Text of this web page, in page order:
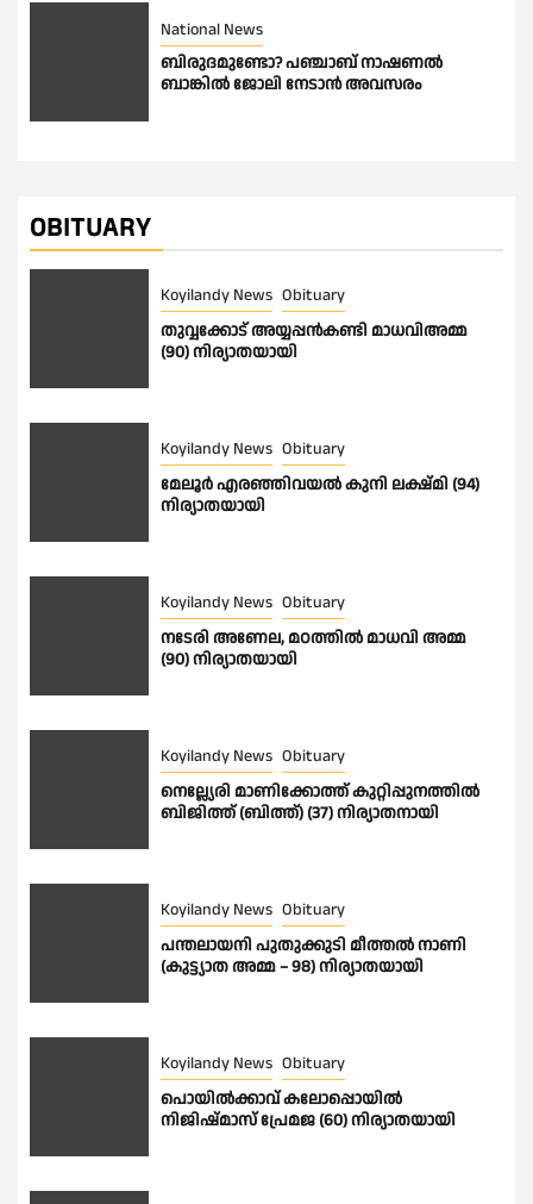
National News
ബിരുദമുണ്ടോ? പഞ്ചാബ് നാഷണൽ
ബാങ്കിൽ ജോലി നേടാൻ അവസരം
OBITUARY
Koyilandy News Obituary
തുവ്വക്കോട് അയ്യപ്പൻകണ്ടി മാധവിഅമ്മ
(90) നിര്യാതയായി
Koyilandy News Obituary
മേലൂർ എരഞ്ഞിവയൽ കുനി ലക്ഷ്മി (94)
നിര്യാതയായി
Koyilandy News Obituary
നടേരി അണേല, മഠത്തിൽ മാധവി അമ്മ
(90) നിര്യാതയായി
Koyilandy News Obituary
നെല്ല്യേരി മാണിക്കോത്ത് കുറ്റിപ്പുനത്തിൽ
ബിജിത്ത് (ബിത്ത്) (37) നിര്യാതനായി
Koyilandy News Obituary
പന്തലായനി പുതുക്കുടി മീത്തൽ നാണി
(കുട്ട്യാത അമ്മ – 98) നിര്യാതയായി
Koyilandy News Obituary
പൊയിൽക്കാവ് കലോപ്പൊയിൽ
നിജിഷ്മാസ് പ്രേമജ (60) നിര്യാതയായി